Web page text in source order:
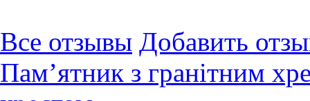
Все отзывы Добавить
Пам’ятник з гранітним